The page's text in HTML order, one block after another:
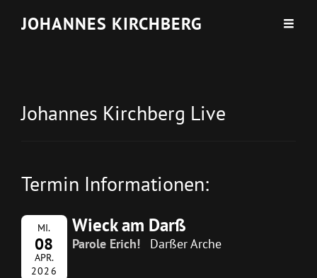
JOHANNES KIRCHBERG
Johannes Kirchberg Live
Termin Informationen:
MI.
08
APR.
2026
Wieck am Darß
Parole Erich! Darßer Arche